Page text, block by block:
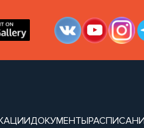
ДОКУМЕНТЫ